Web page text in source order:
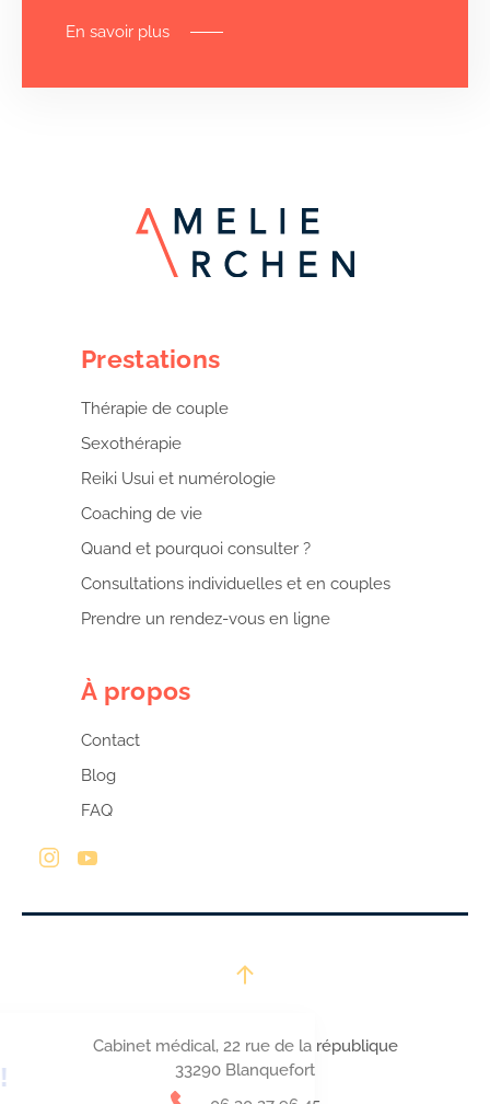
les Cookies !
On a attendu d'être sûrs que le contenu de
En savoir plus
Prestations
Thérapie de couple
Sexothérapie
Reiki Usui et numérologie
Coaching de vie
Quand et pourquoi consulter ?
Consultations individuelles et en couples
Prendre un rendez-vous en ligne
À propos
Contact
Blog
FAQ
Cabinet médical, 22 rue de la république
33290 Blanquefort